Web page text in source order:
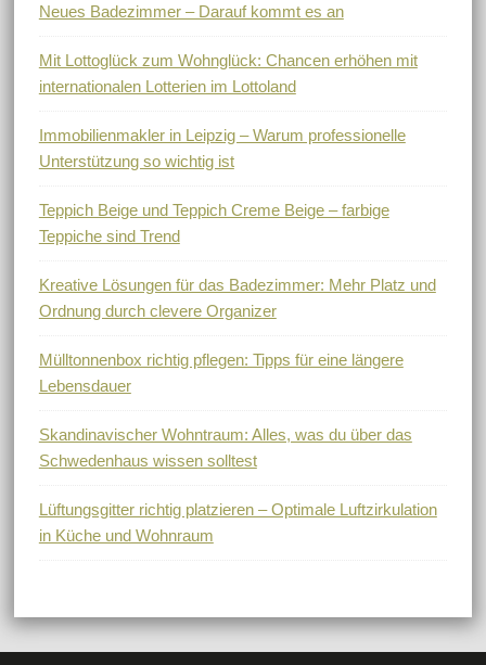
Neues Badezimmer – Darauf kommt es an
Mit Lottoglück zum Wohnglück: Chancen erhöhen mit
internationalen Lotterien im Lottoland
Immobilienmakler in Leipzig – Warum professionelle
Unterstützung so wichtig ist
Teppich Beige und Teppich Creme Beige – farbige
Teppiche sind Trend
Kreative Lösungen für das Badezimmer: Mehr Platz und
Ordnung durch clevere Organizer
Mülltonnenbox richtig pflegen: Tipps für eine längere
Lebensdauer
Skandinavischer Wohntraum: Alles, was du über das
Schwedenhaus wissen solltest
Lüftungsgitter richtig platzieren – Optimale Luftzirkulation
in Küche und Wohnraum